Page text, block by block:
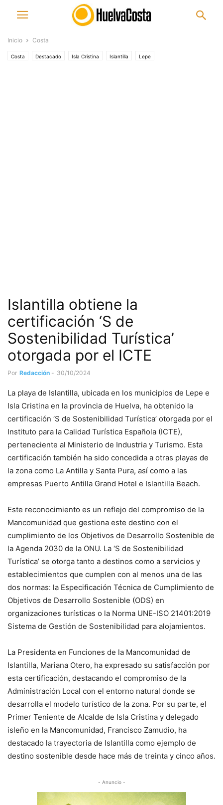
Inicio Costa
Costa Destacado Isla Cristina Islantilla Lepe
Islantilla obtiene la
certificación ‘S de
Sostenibilidad Turística’
otorgada por el ICTE
Por Redacción - 30/10/2024
La playa de Islantilla, ubicada en los municipios de Lepe e
Isla Cristina en la provincia de Huelva, ha obtenido la
certificación ‘S de Sostenibilidad Turística’ otorgada por el
Instituto para la Calidad Turística Española (ICTE),
perteneciente al Ministerio de Industria y Turismo. Esta
certificación también ha sido concedida a otras playas de
la zona como La Antilla y Santa Pura, así como a las
empresas Puerto Antilla Grand Hotel e Islantilla Beach.
Este reconocimiento es un reflejo del compromiso de la
Mancomunidad que gestiona este destino con el
cumplimiento de los Objetivos de Desarrollo Sostenible de
la Agenda 2030 de la ONU. La ‘S de Sostenibilidad
Turística’ se otorga tanto a destinos como a servicios y
establecimientos que cumplen con al menos una de las
dos normas: la Especificación Técnica de Cumplimiento de
Objetivos de Desarrollo Sostenible (ODS) en
organizaciones turísticas o la Norma UNE-ISO 21401:2019
Sistema de Gestión de Sostenibilidad para alojamientos.
La Presidenta en Funciones de la Mancomunidad de
Islantilla, Mariana Otero, ha expresado su satisfacción por
esta certificación, destacando el compromiso de la
Administración Local con el entorno natural donde se
desarrolla el modelo turístico de la zona. Por su parte, el
Primer Teniente de Alcalde de Isla Cristina y delegado
isleño en la Mancomunidad, Francisco Zamudio, ha
destacado la trayectoria de Islantilla como ejemplo de
destino sostenible desde hace más de treinta y cinco años.
- Anuncio -